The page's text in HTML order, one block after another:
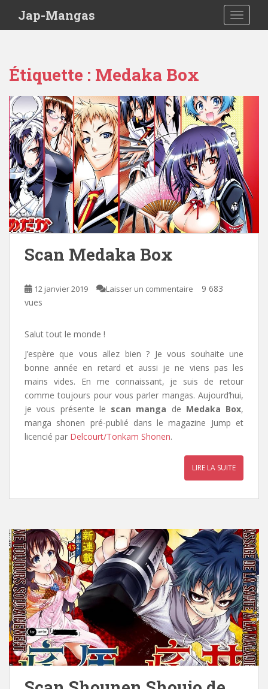
Jap-Mangas
Étiquette : Medaka Box
Scan Medaka Box
12 janvier 2019 Laisser un commentaire
9 683
vues
Salut tout le monde !
J’espère que vous allez bien ? Je vous souhaite une
bonne année en retard et aussi je ne viens pas les
mains vides. En me connaissant, je suis de retour
comme toujours pour vous parler mangas. Aujourd’hui,
je vous présente le scan manga de Medaka Box,
manga shonen pré-publié dans le magazine Jump et
licencié par Delcourt/Tonkam Shonen.
LIRE LA SUITE